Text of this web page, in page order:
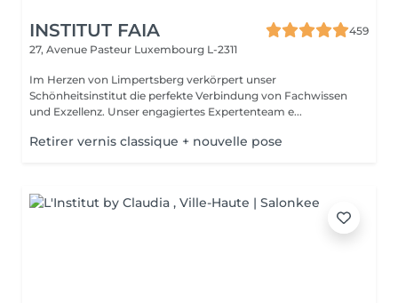
INSTITUT FAIA
459
27, Avenue Pasteur Luxembourg L-2311
Im Herzen von Limpertsberg verkörpert unser
Schönheitsinstitut die perfekte Verbindung von Fachwissen
und Exzellenz. Unser engagiertes Expertenteam e...
Retirer vernis classique + nouvelle pose